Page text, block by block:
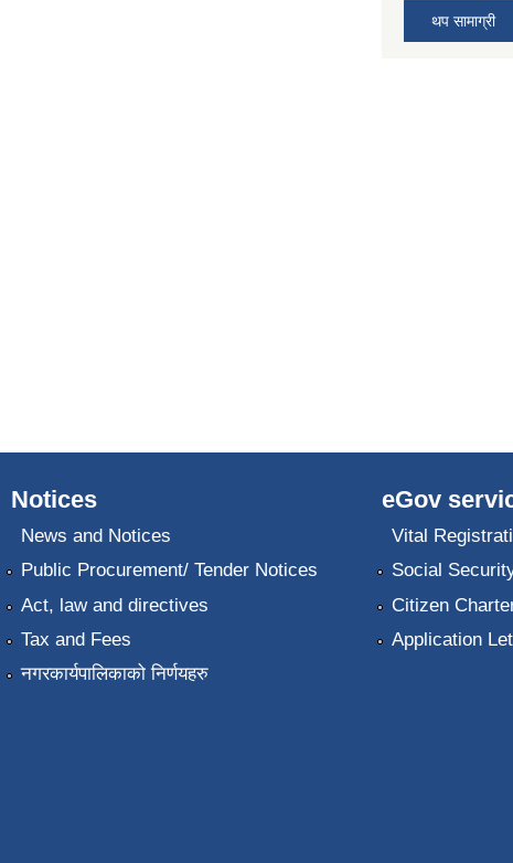
थप सामाग्री
Notices
News and Notices
Public Procurement/ Tender Notices
Act, law and directives
Tax and Fees
नगरकार्यपालिकाको निर्णयहरु
eGov
Vital
Social
Citizen
Application